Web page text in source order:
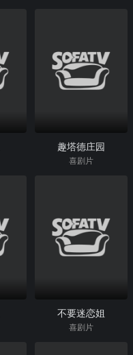
趣塔德庄园
喜剧片
不要迷恋姐
喜剧片